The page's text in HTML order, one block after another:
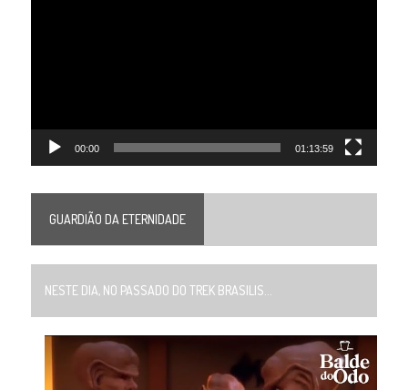
00:00 01:13:59
GUARDIÃO DA ETERNIDADE
NESTE DIA, NO PASSADO DO TREK BRASILIS...